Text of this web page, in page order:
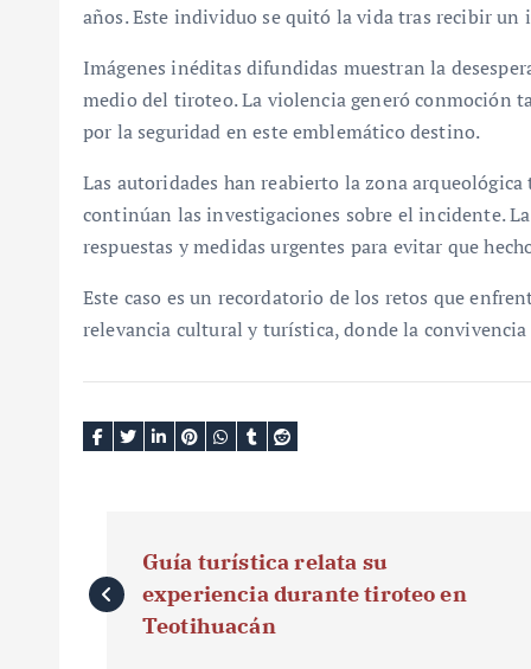
años. Este individuo se quitó la vida tras recibir un
Imágenes inéditas difundidas muestran la
medio del tiroteo. La violencia generó conmoción
por la seguridad en este emblemático destino.
Las autoridades han reabierto la zona
continúan las investigaciones sobre el incidente.
respuestas y medidas urgentes para evitar que
Este caso es un recordatorio de los retos que
relevancia cultural y turística, donde la convivencia
a
Guía turística relata su
experiencia durante tiroteo en
Teotihuacán